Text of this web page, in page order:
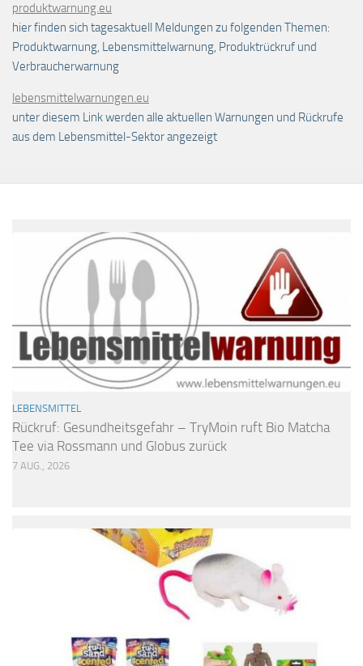
produktwarnung.eu
hier finden sich tagesaktuell Meldungen zu folgenden Themen:
Produktwarnung, Lebensmittelwarnung, Produktrückruf und
Verbraucherwarnung
lebensmittelwarnungen.eu
unter diesem Link werden alle aktuellen Warnungen und Rückrufe
aus dem Lebensmittel-Sektor angezeigt
LEBENSMITTEL
Rückruf: Gesundheitsgefahr – TryMoin ruft Bio Matcha
Tee via Rossmann und Globus zurück
7 AUG., 2026